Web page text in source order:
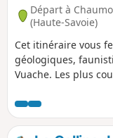
Départ à
(Haute-Savoie)
Cet itinéraire vous
géologiques,
Vuache. Les plus